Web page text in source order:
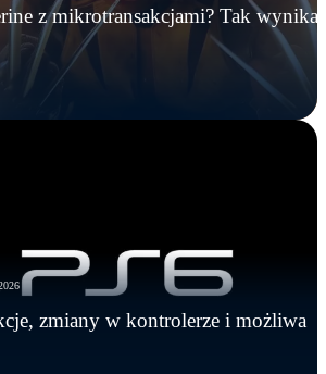
z mikrotransakcjami? Tak wynika
zmiany w kontrolerze i możliwa